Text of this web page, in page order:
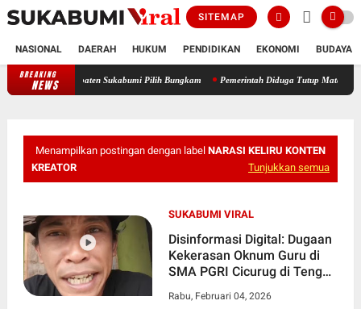
SITEMAP
NASIONAL DAERAH HUKUM PENDIDIKAN EKONOMI BUDAYA
BREAKING
NEWS
Disdik Kabupaten Sukabumi Pilih Bungkam Pemerintah Diduga Tutup Mata, PT PMC
Menampilkan postingan dengan label NARASI KELIRU KONTEN
KREATOR
Tunjukkan semua
SUKABUMI VIRAL
Disinformasi Digital: Dugaan
Kekerasan Oknum Guru di
SMA PGRI Cicurug di Tengah
Rabu, Februari 04, 2026